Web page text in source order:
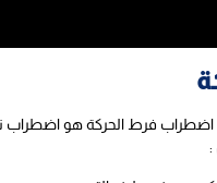
اضطراب فرط الحركة هو اضطراب
: